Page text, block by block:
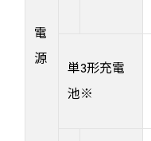
電
源
単3形充電
池※